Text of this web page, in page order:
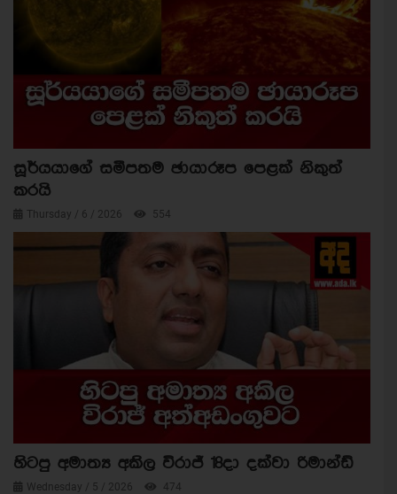
සූර්යයාගේ සමීපතම ඡායාරූප පෙළක් නිකුත්
කරයි
Thursday / 6 / 2026 554
හිටපු අමාත්‍ය අකිල විරාජ් 18දා දක්වා රිමාන්ඩ්
Wednesday / 5 / 2026 474